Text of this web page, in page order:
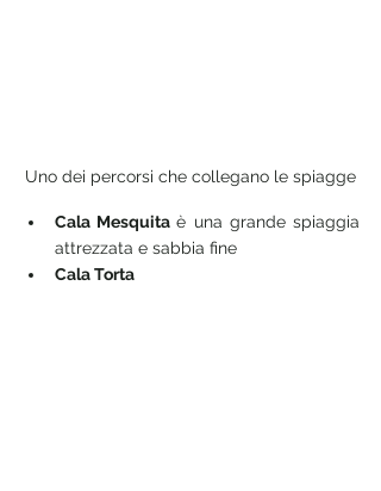
Uno dei percorsi che collegano le spiagge
Cala Mesquita è una grande spiaggia
attrezzata e sabbia fine
Cala Torta